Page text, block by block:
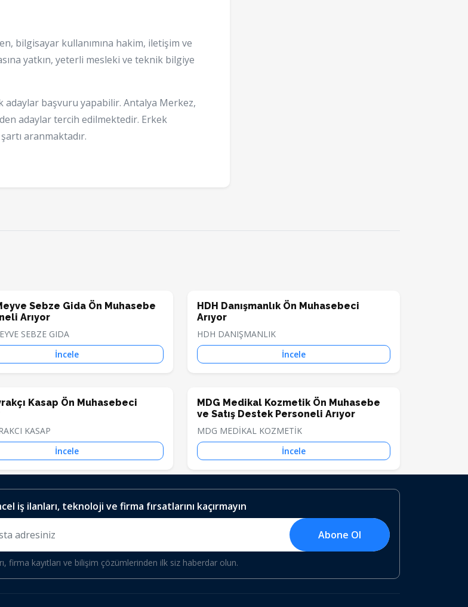
bilgisayar kullanımına hakim, iletişim ve
yatkın, yeterli mesleki ve teknik bilgiye
adaylar başvuru yapabilir. Antalya Merkez,
adaylar tercih edilmektedir. Erkek
aranmaktadır.
Sebze Gida Ön Muhasebe
Arıyor
SEBZE GIDA
İncele
HDH Danışmanlık Ön Muhasebeci
Arıyor
HDH DANIŞMANLIK
İncele
Kasap Ön Muhasebeci
KASAP
İncele
MDG Medikal Kozmetik Ön Muhasebe
ve Satış Destek Personeli Arıyor
MDG MEDİKAL KOZMETİK
İncele
iş ilanları, teknoloji ve firma fırsatlarını kaçırmayın
Abone Ol
firma kayıtları ve bilişim çözümlerinden ilk siz haberdar olun.